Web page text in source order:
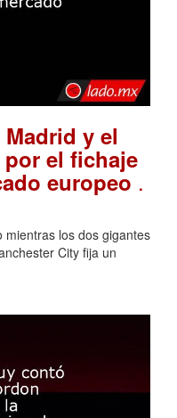
y el
por el fichaje
europeo .
mientras los dos gigantes
City fija un